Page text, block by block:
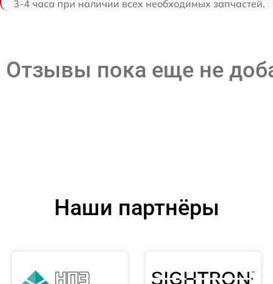
3-4 часа при наличии всех необходимых запчастей.
Отзывы пока еще не
Наши партнёры